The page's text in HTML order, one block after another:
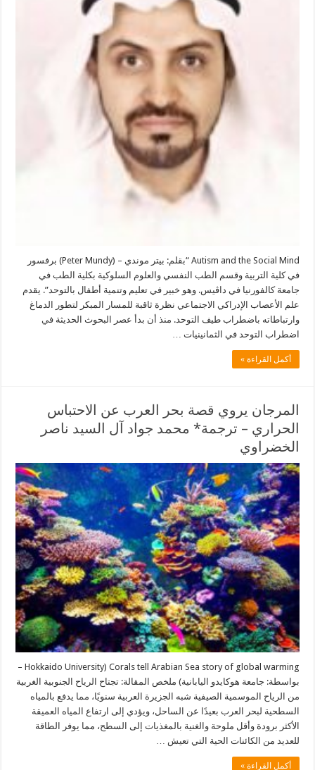
Autism and the Social Mind “بقلم: بيتر موندي – (Peter Mundy) برفسور
في كلية التربية وقسم الطب النفسي والعلوم السلوكية بكلية الطب في
جامعة كالفورنيا في داڤيس. وهو خبير في تعليم وتنمية أطفال بالتوحد”. يقدم
علم الأعصاب الإدراكي الاجتماعي نظرة ثاقبة للمسار المبكر لتطور الدماغ
وارتباطاته باضطراب طيف التوحد. منذ أن بدأ عصر البحوث الحديثة في
اضطراب التوحد في الثمانينيات …
أكمل القراءة »
المرجان يروي قصة بحر العرب عن الاحتباس
الحراري – ترجمة* محمد جواد آل السيد ناصر
الخضراوي
Corals tell Arabian Sea story of global warming (Hokkaido University –
بواسطة: جامعة هوكايدو اليابانية) ملخص المقالة: تجتاح الرياح الجنوبية الغربية
من الرياح الموسمية الصيفية شبه الجزيرة العربية سنويًا، مما يدفع بالمياه
السطحية لبحر العرب بعيدًا عن الساحل، ويؤدي إلى ارتفاع المياه العميقة
الأكثر برودة وأقل ملوحة والغنية بالمغذيات إلى السطح، مما يوفر الطاقة
للعديد من الكائنات الحية التي تعيش …
أكمل القراءة »